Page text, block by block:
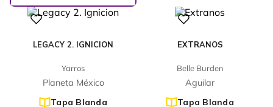
LEGACY 2. IGNICION
Yarros
Planeta México
Tapa Blanda
EXTRANOS
Belle Burden
Aguilar
Tapa Blanda